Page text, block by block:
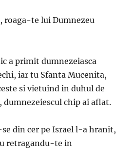
roaga-te lui Dumnezeu
a primit dumnezeiasca
iar tu Sfanta Mucenita,
si vietuind in duhul de
dumnezeiescul chip ai aflat.
din cer pe Israel l-a hranit,
retragandu-te in